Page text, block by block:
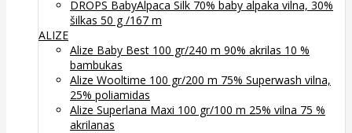
DROPS BabyAlpaca Silk 70% baby alpaka vilna, 30%
šilkas 50 g /167 m
ALIZE
Alize Baby Best 100 gr/240 m 90% akrilas 10 %
bambukas
Alize Wooltime 100 gr/200 m 75% Superwash vilna,
25% poliamidas
Alize Superlana Maxi 100 gr/100 m 25% vilna 75 %
akrilanas